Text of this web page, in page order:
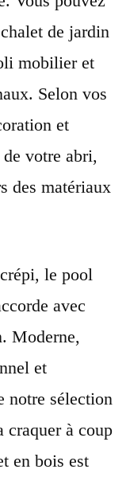
de jardin
mobilier et
Selon vos
et
votre abri,
des matériaux
le pool
avec
Moderne,
et
notre sélection
craquer à coup
en bois est